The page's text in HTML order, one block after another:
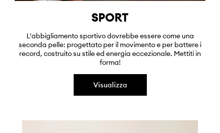
SPORT
L'abbigliamento sportivo dovrebbe essere come una
seconda pelle: progettato per il movimento e per battere i
record, costruito su stile ed energia eccezionale. Mettiti in
forma!
Visualizza